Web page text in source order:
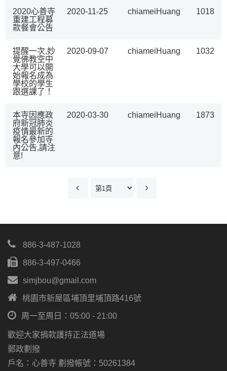
2020心善寺
重建工程募
款餐會公告
2020-11-25 chiameiHuang 1018
提醒一次,妙
覺佛教空中
大學可以開
始報名成為
學校的學生
跟選課了！
2020-09-07 chiameiHuang 1032
本寺因應政
府新冠肺炎
疫情最新的
報名參加寺
內公告,請注
意!
2020-03-30 chiameiHuang 1873
886-3-487-1028
886-3-497-0466
simjbou@gmail.com
桃園市新屋區埔頂里埔頂路416號
周一至周日：05:00 - 21:00
歡迎大家捐款護持正法道場
郵政劃撥
戶名：心善寺 劃撥帳號：50261384